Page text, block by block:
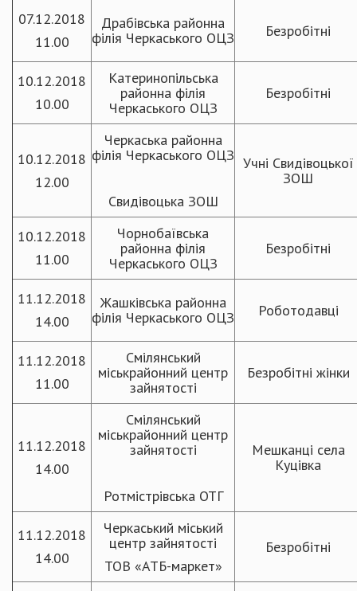
07.12.2018
11.00
Драбівська районна
філія Черкаського ОЦЗ
Безробітні
10.12.2018
10.00
Катеринопільська
районна філія
Черкаського ОЦЗ
Безробітні
10.12.2018
12.00
Черкаська районна
філія Черкаського ОЦЗ
Свидівоцька ЗОШ
Учні Свидівоцької
ЗОШ
10.12.2018
11.00
Чорнобаївська
районна філія
Черкаського ОЦЗ
Безробітні
11.12.2018
14.00
Жашківська районна
філія Черкаського ОЦЗ
Роботодавці
11.12.2018
11.00
Смілянський
міськрайонний центр
зайнятості
Безробітні жінки
11.12.2018
14.00
Смілянський
міськрайонний центр
зайнятості
Ротмістрівська ОТГ
Мешканці села
Куцівка
11.12.2018
14.00
Черкаський міський
центр зайнятості
ТОВ «АТБ-маркет»
Безробітні